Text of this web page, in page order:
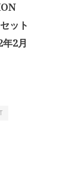
ット
2月